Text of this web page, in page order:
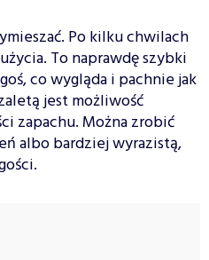
Po kilku chwilach
To naprawdę szybki
co wygląda i pachnie jak
jest możliwość
zapachu. Można zrobić
albo bardziej wyrazistą,